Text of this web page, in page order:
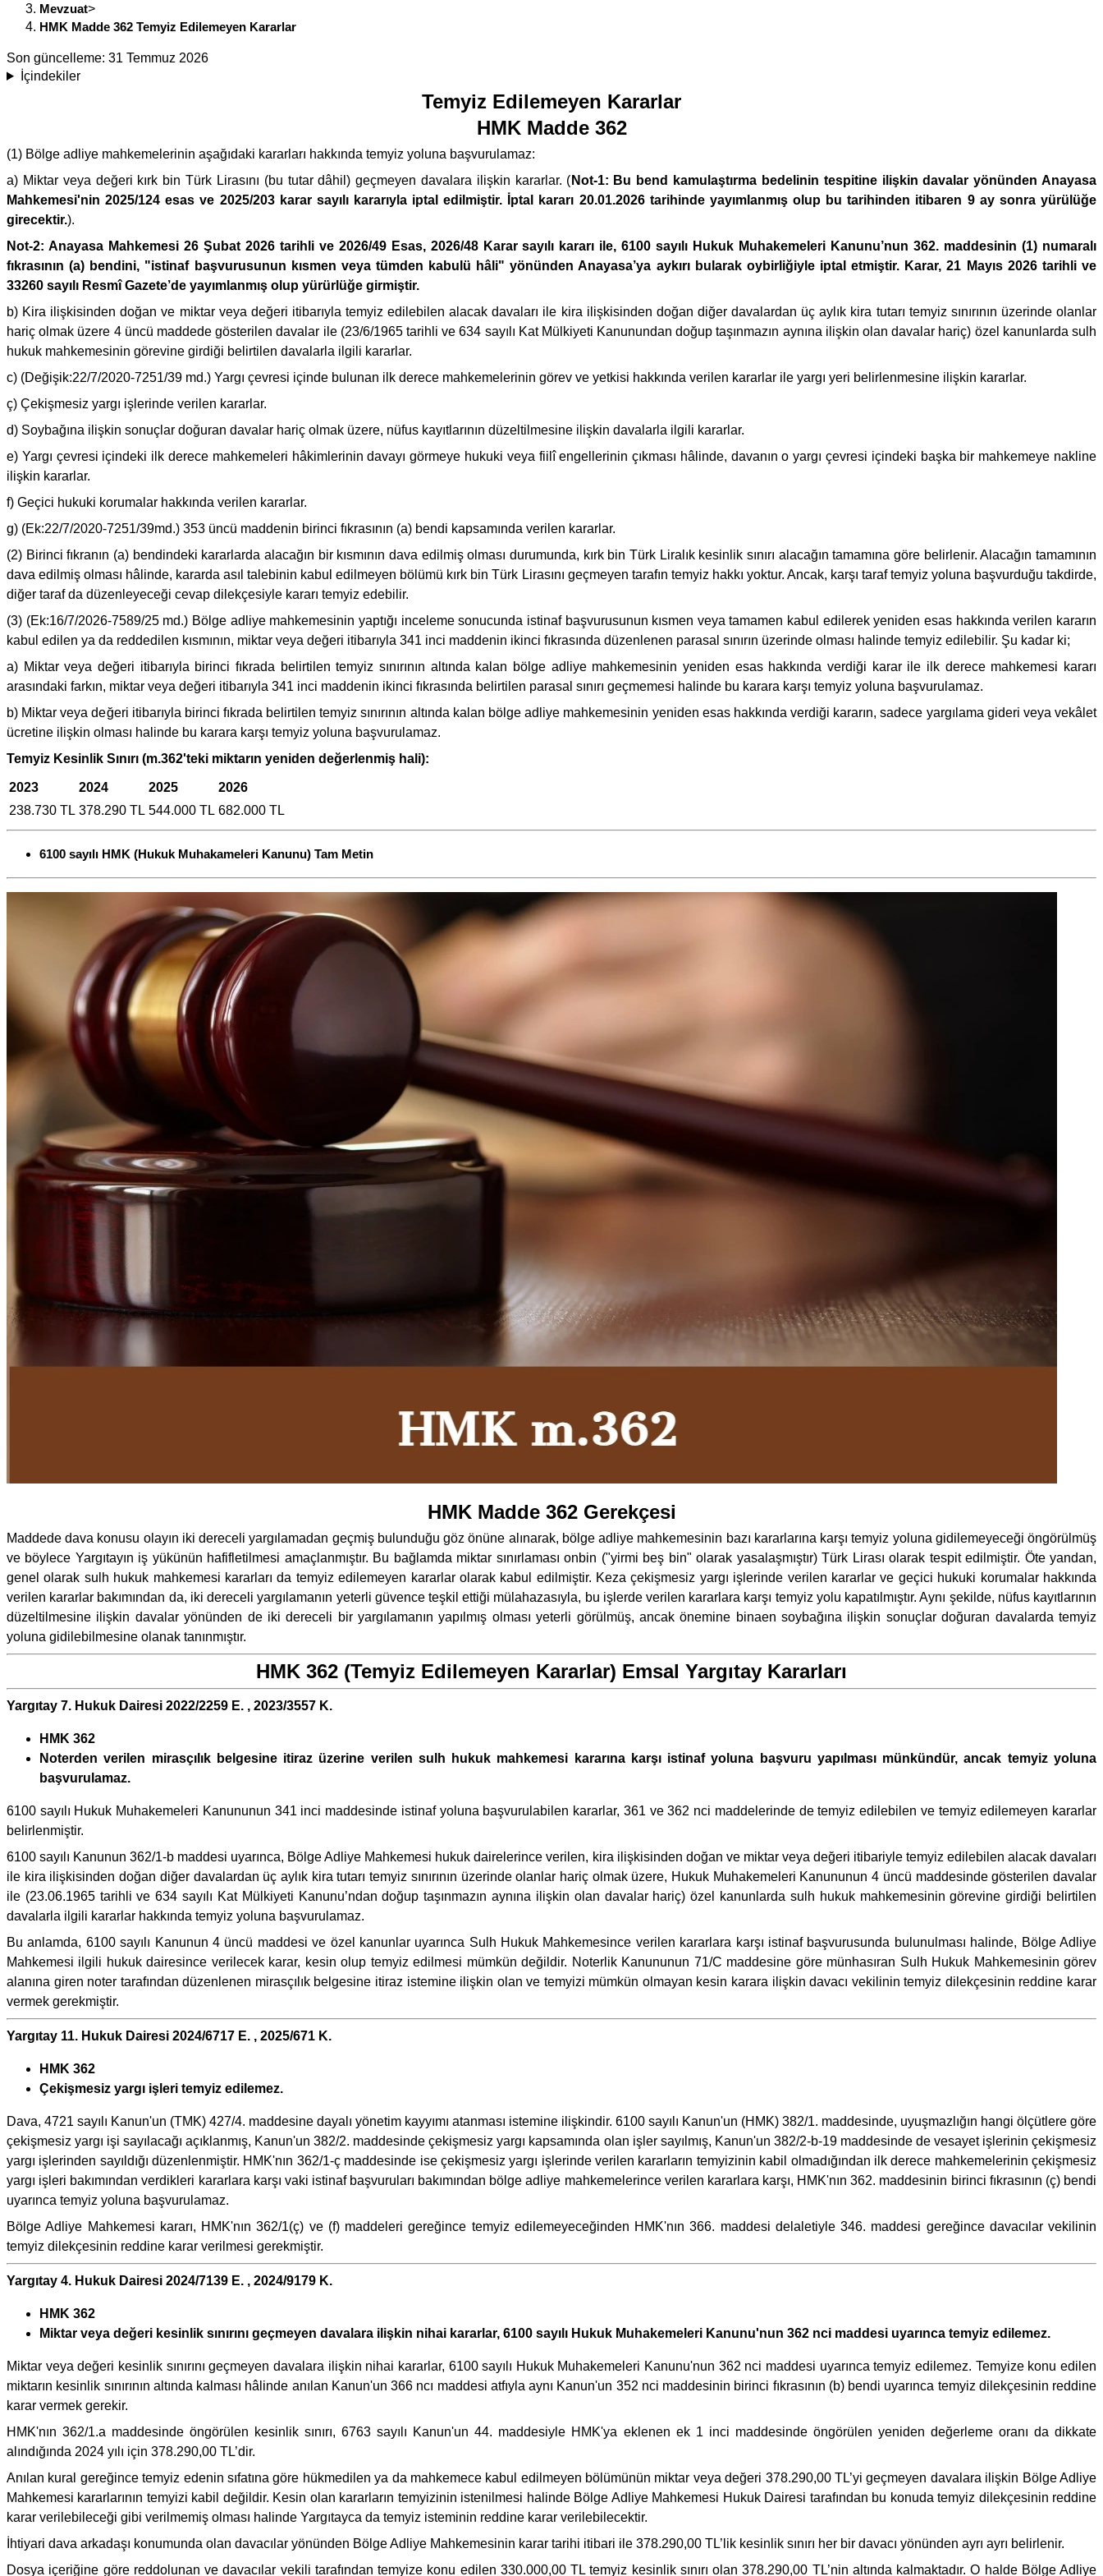
Mevzuat>
HMK Madde 362 Temyiz Edilemeyen Kararlar
Son güncelleme: 31 Temmuz 2026
İçindekiler
Temyiz Edilemeyen Kararlar
HMK Madde 362
(1) Bölge adliye mahkemelerinin aşağıdaki kararları hakkında temyiz yoluna başvurulamaz:
a) Miktar veya değeri kırk bin Türk Lirasını (bu tutar dâhil) geçmeyen davalara ilişkin kararlar. ( Not-1: Bu bend kamulaştırma bedelinin tespitine ilişkin davalar yönünden Anayasa
Mahkemesi'nin 2025/124 esas ve 2025/203 karar sayılı kararıyla iptal edilmiştir. İptal kararı 20.01.2026 tarihinde yayımlanmış olup bu tarihinden itibaren 9 ay sonra yürülüğe
girecektir.).
Not-2: Anayasa Mahkemesi 26 Şubat 2026 tarihli ve 2026/49 Esas, 2026/48 Karar sayılı kararı ile, 6100 sayılı Hukuk Muhakemeleri Kanunu’nun 362. maddesinin (1) numaralı
fıkrasının (a) bendini, "istinaf başvurusunun kısmen veya tümden kabulü hâli" yönünden Anayasa’ya aykırı bularak oybirliğiyle iptal etmiştir. Karar, 21 Mayıs 2026 tarihli ve
33260 sayılı Resmî Gazete’de yayımlanmış olup yürürlüğe girmiştir.
b) Kira ilişkisinden doğan ve miktar veya değeri itibarıyla temyiz edilebilen alacak davaları ile kira ilişkisinden doğan diğer davalardan üç aylık kira tutarı temyiz sınırının üzerinde olanlar
hariç olmak üzere 4 üncü maddede gösterilen davalar ile (23/6/1965 tarihli ve 634 sayılı Kat Mülkiyeti Kanunundan doğup taşınmazın aynına ilişkin olan davalar hariç) özel kanunlarda sulh
hukuk mahkemesinin görevine girdiği belirtilen davalarla ilgili kararlar.
c) (Değişik:22/7/2020-7251/39 md.) Yargı çevresi içinde bulunan ilk derece mahkemelerinin görev ve yetkisi hakkında verilen kararlar ile yargı yeri belirlenmesine ilişkin kararlar.
ç) Çekişmesiz yargı işlerinde verilen kararlar.
d) Soybağına ilişkin sonuçlar doğuran davalar hariç olmak üzere, nüfus kayıtlarının düzeltilmesine ilişkin davalarla ilgili kararlar.
e) Yargı çevresi içindeki ilk derece mahkemeleri hâkimlerinin davayı görmeye hukuki veya fiilî engellerinin çıkması hâlinde, davanın o yargı çevresi içindeki başka bir mahkemeye nakline
ilişkin kararlar.
f) Geçici hukuki korumalar hakkında verilen kararlar.
g) (Ek:22/7/2020-7251/39md.) 353 üncü maddenin birinci fıkrasının (a) bendi kapsamında verilen kararlar.
(2) Birinci fıkranın (a) bendindeki kararlarda alacağın bir kısmının dava edilmiş olması durumunda, kırk bin Türk Liralık kesinlik sınırı alacağın tamamına göre belirlenir. Alacağın tamamının
dava edilmiş olması hâlinde, kararda asıl talebinin kabul edilmeyen bölümü kırk bin Türk Lirasını geçmeyen tarafın temyiz hakkı yoktur. Ancak, karşı taraf temyiz yoluna başvurduğu takdirde,
diğer taraf da düzenleyeceği cevap dilekçesiyle kararı temyiz edebilir.
(3) (Ek:16/7/2026-7589/25 md.) Bölge adliye mahkemesinin yaptığı inceleme sonucunda istinaf başvurusunun kısmen veya tamamen kabul edilerek yeniden esas hakkında verilen kararın
kabul edilen ya da reddedilen kısmının, miktar veya değeri itibarıyla 341 inci maddenin ikinci fıkrasında düzenlenen parasal sınırın üzerinde olması halinde temyiz edilebilir. Şu kadar ki;
a) Miktar veya değeri itibarıyla birinci fıkrada belirtilen temyiz sınırının altında kalan bölge adliye mahkemesinin yeniden esas hakkında verdiği karar ile ilk derece mahkemesi kararı
arasındaki farkın, miktar veya değeri itibarıyla 341 inci maddenin ikinci fıkrasında belirtilen parasal sınırı geçmemesi halinde bu karara karşı temyiz yoluna başvurulamaz.
b) Miktar veya değeri itibarıyla birinci fıkrada belirtilen temyiz sınırının altında kalan bölge adliye mahkemesinin yeniden esas hakkında verdiği kararın, sadece yargılama gideri veya vekâlet
ücretine ilişkin olması halinde bu karara karşı temyiz yoluna başvurulamaz.
Temyiz Kesinlik Sınırı (m.362'teki miktarın yeniden değerlenmiş hali):
2023 2024 2025
2026
238.730 TL 378.290 TL 544.000 TL 682.000 TL
6100 sayılı HMK (Hukuk Muhakameleri Kanunu) Tam Metin
HMK Madde 362 Gerekçesi
Maddede dava konusu olayın iki dereceli yargılamadan geçmiş bulunduğu göz önüne alınarak, bölge adliye mahkemesinin bazı kararlarına karşı temyiz yoluna gidilemeyeceği öngörülmüş
ve böylece Yargıtayın iş yükünün hafifletilmesi amaçlanmıştır. Bu bağlamda miktar sınırlaması onbin ("yirmi beş bin" olarak yasalaşmıştır) Türk Lirası olarak tespit edilmiştir. Öte yandan,
genel olarak sulh hukuk mahkemesi kararları da temyiz edilemeyen kararlar olarak kabul edilmiştir. Keza çekişmesiz yargı işlerinde verilen kararlar ve geçici hukuki korumalar hakkında
verilen kararlar bakımından da, iki dereceli yargılamanın yeterli güvence teşkil ettiği mülahazasıyla, bu işlerde verilen kararlara karşı temyiz yolu kapatılmıştır. Aynı şekilde, nüfus kayıtlarının
düzeltilmesine ilişkin davalar yönünden de iki dereceli bir yargılamanın yapılmış olması yeterli görülmüş, ancak önemine binaen soybağına ilişkin sonuçlar doğuran davalarda temyiz
yoluna gidilebilmesine olanak tanınmıştır.
HMK 362 (Temyiz Edilemeyen Kararlar) Emsal Yargıtay Kararları
Yargıtay 7. Hukuk Dairesi 2022/2259 E. , 2023/3557 K.
HMK 362
Noterden verilen mirasçılık belgesine itiraz üzerine verilen sulh hukuk mahkemesi kararına karşı istinaf yoluna başvuru yapılması münkündür, ancak temyiz yoluna
başvurulamaz.
6100 sayılı Hukuk Muhakemeleri Kanununun 341 inci maddesinde istinaf yoluna başvurulabilen kararlar, 361 ve 362 nci maddelerinde de temyiz edilebilen ve temyiz edilemeyen kararlar
belirlenmiştir.
6100 sayılı Kanunun 362/1-b maddesi uyarınca, Bölge Adliye Mahkemesi hukuk dairelerince verilen, kira ilişkisinden doğan ve miktar veya değeri itibariyle temyiz edilebilen alacak davaları
ile kira ilişkisinden doğan diğer davalardan üç aylık kira tutarı temyiz sınırının üzerinde olanlar hariç olmak üzere, Hukuk Muhakemeleri Kanununun 4 üncü maddesinde gösterilen davalar
ile (23.06.1965 tarihli ve 634 sayılı Kat Mülkiyeti Kanunu’ndan doğup taşınmazın aynına ilişkin olan davalar hariç) özel kanunlarda sulh hukuk mahkemesinin görevine girdiği belirtilen
davalarla ilgili kararlar hakkında temyiz yoluna başvurulamaz.
Bu anlamda, 6100 sayılı Kanunun 4 üncü maddesi ve özel kanunlar uyarınca Sulh Hukuk Mahkemesince verilen kararlara karşı istinaf başvurusunda bulunulması halinde, Bölge Adliye
Mahkemesi ilgili hukuk dairesince verilecek karar, kesin olup temyiz edilmesi mümkün değildir. Noterlik Kanununun 71/C maddesine göre münhasıran Sulh Hukuk Mahkemesinin görev
alanına giren noter tarafından düzenlenen mirasçılık belgesine itiraz istemine ilişkin olan ve temyizi mümkün olmayan kesin karara ilişkin davacı vekilinin temyiz dilekçesinin reddine karar
vermek gerekmiştir.
Yargıtay 11. Hukuk Dairesi 2024/6717 E. , 2025/671 K.
HMK 362
Çekişmesiz yargı işleri temyiz edilemez.
Dava, 4721 sayılı Kanun'un (TMK) 427/4. maddesine dayalı yönetim kayyımı atanması istemine ilişkindir. 6100 sayılı Kanun'un (HMK) 382/1. maddesinde, uyuşmazlığın hangi ölçütlere göre
çekişmesiz yargı işi sayılacağı açıklanmış, Kanun'un 382/2. maddesinde çekişmesiz yargı kapsamında olan işler sayılmış, Kanun'un 382/2-b-19 maddesinde de vesayet işlerinin çekişmesiz
yargı işlerinden sayıldığı düzenlenmiştir. HMK'nın 362/1-ç maddesinde ise çekişmesiz yargı işlerinde verilen kararların temyizinin kabil olmadığından ilk derece mahkemelerinin çekişmesiz
yargı işleri bakımından verdikleri kararlara karşı vaki istinaf başvuruları bakımından bölge adliye mahkemelerince verilen kararlara karşı, HMK'nın 362. maddesinin birinci fıkrasının (ç) bendi
uyarınca temyiz yoluna başvurulamaz.
Bölge Adliye Mahkemesi kararı, HMK'nın 362/1(ç) ve (f) maddeleri gereğince temyiz edilemeyeceğinden HMK'nın 366. maddesi delaletiyle 346. maddesi gereğince davacılar vekilinin
temyiz dilekçesinin reddine karar verilmesi gerekmiştir.
Yargıtay 4. Hukuk Dairesi 2024/7139 E. , 2024/9179 K.
HMK 362
Miktar veya değeri kesinlik sınırını geçmeyen davalara ilişkin nihai kararlar, 6100 sayılı Hukuk Muhakemeleri Kanunu'nun 362 nci maddesi uyarınca temyiz edilemez.
Miktar veya değeri kesinlik sınırını geçmeyen davalara ilişkin nihai kararlar, 6100 sayılı Hukuk Muhakemeleri Kanunu'nun 362 nci maddesi uyarınca temyiz edilemez. Temyize konu edilen
miktarın kesinlik sınırının altında kalması hâlinde anılan Kanun'un 366 ncı maddesi atfıyla aynı Kanun'un 352 nci maddesinin birinci fıkrasının (b) bendi uyarınca temyiz dilekçesinin reddine
karar vermek gerekir.
HMK'nın 362/1.a maddesinde öngörülen kesinlik sınırı, 6763 sayılı Kanun'un 44. maddesiyle HMK'ya eklenen ek 1 inci maddesinde öngörülen yeniden değerleme oranı da dikkate
alındığında 2024 yılı için 378.290,00 TL’dir.
Anılan kural gereğince temyiz edenin sıfatına göre hükmedilen ya da mahkemece kabul edilmeyen bölümünün miktar veya değeri 378.290,00 TL’yi geçmeyen davalara ilişkin Bölge Adliye
Mahkemesi kararlarının temyizi kabil değildir. Kesin olan kararların temyizinin istenilmesi halinde Bölge Adliye Mahkemesi Hukuk Dairesi tarafından bu konuda temyiz dilekçesinin reddine
karar verilebileceği gibi verilmemiş olması halinde Yargıtayca da temyiz isteminin reddine karar verilebilecektir.
İhtiyari dava arkadaşı konumunda olan davacılar yönünden Bölge Adliye Mahkemesinin karar tarihi itibari ile 378.290,00 TL’lik kesinlik sınırı her bir davacı yönünden ayrı ayrı belirlenir.
Dosya içeriğine göre reddolunan ve davacılar vekili tarafından temyize konu edilen 330.000,00 TL temyiz kesinlik sınırı olan 378.290,00 TL’nin altında kalmaktadır. O halde Bölge Adliye